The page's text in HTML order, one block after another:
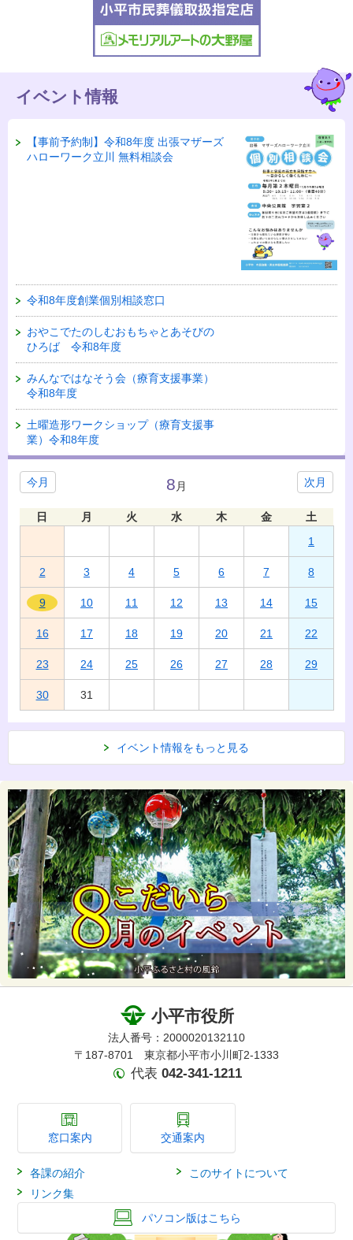
イベント情報
【事前予約制】令和8年度 出張マザーズ
ハローワーク立川 無料相談会
令和8年度創業個別相談窓口
おやこでたのしむおもちゃとあそびの
ひろば 令和8年度
みんなではなそう会（療育支援事業）
令和8年度
土曜造形ワークショップ（療育支援事
業）令和8年度
今月 次月
8月
日 月 火 水 木 金
土
1
2 3 4 5 6 7 8
9 10 11 12 13 14 15
16 17 18 19 20 21 22
23 24 25 26 27 28 29
30 31
イベント情報をもっと見る
小平市役所
法人番号：2000020132110
〒187-8701 東京都小平市小川町2-1333
代表 042-341-1211
窓口案内 交通案内
各課の紹介
このサイトについて
リンク集
パソコン版はこちら